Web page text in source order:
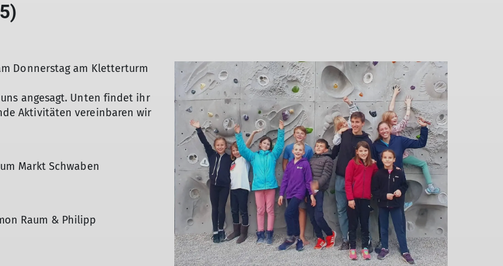
Donnerstag am Kletterturm
angesagt. Unten findet ihr
Aktivitäten vereinbaren wir
Markt Schwaben
Raum & Philipp